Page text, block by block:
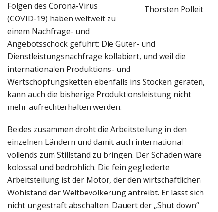
Thorsten Polleit
Folgen des Corona-Virus
(COVID-19) haben weltweit zu
einem Nachfrage- und
Angebotsschock geführt: Die Güter- und
Dienstleistungsnachfrage kollabiert, und weil die
internationalen Produktions- und
Wertschöpfungsketten ebenfalls ins Stocken geraten,
kann auch die bisherige Produktionsleistung nicht
mehr aufrechterhalten werden.
Beides zusammen droht die Arbeitsteilung in den
einzelnen Ländern und damit auch international
vollends zum Stillstand zu bringen. Der Schaden wäre
kolossal und bedrohlich. Die fein gegliederte
Arbeitsteilung ist der Motor, der den wirtschaftlichen
Wohlstand der Weltbevölkerung antreibt. Er lässt sich
nicht ungestraft abschalten. Dauert der „Shut down“